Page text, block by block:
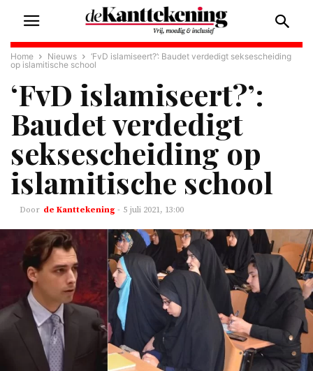
Home Nieuws
‘FvD islamiseert?’: Baudet verdedigt seksescheiding
op islamitische school
‘FvD islamiseert?’:
Baudet verdedigt
seksescheiding op
islamitische school
de Kanttekening - 5 juli 2021, 13:00